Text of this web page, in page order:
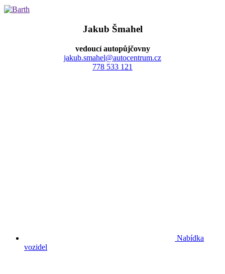
Jakub Šmahel
vedoucí autopůjčovny
jakub.smahel@autocentrum.cz
778 533 121
Nabídka
vozidel